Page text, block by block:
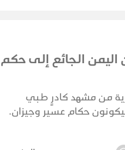
اليمن الجائع إلى حكم
من مشهد كادرٍ طبي
حكام عسير وجيزان.